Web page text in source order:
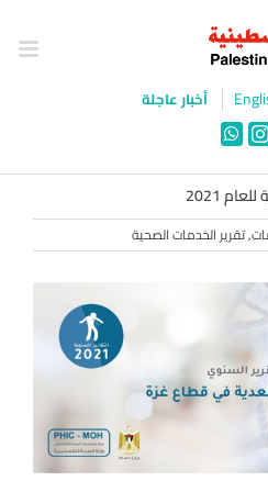
أخبار عاجلة
Instagram
WhatsApp
2021
,تقرير الخدمات الصحية